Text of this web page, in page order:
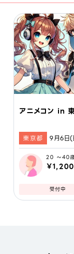
アニメコン in
東京都 9月6日
20 ～40
￥1,200
受付中